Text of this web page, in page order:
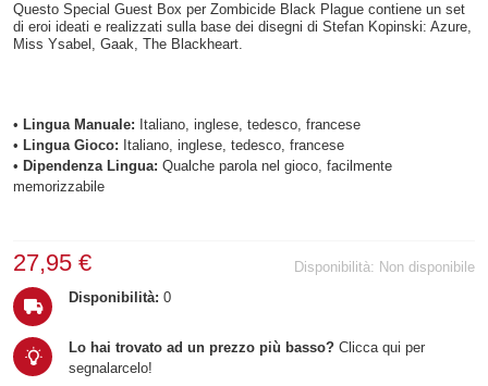
Questo Special Guest Box per Zombicide Black Plague contiene un set
di eroi ideati e realizzati sulla base dei disegni di Stefan Kopinski: Azure,
Miss Ysabel, Gaak, The Blackheart.
• Lingua Manuale: Italiano, inglese, tedesco, francese
• Lingua Gioco: Italiano, inglese, tedesco, francese
• Dipendenza Lingua: Qualche parola nel gioco, facilmente
memorizzabile
Disponibilità: Non disponibile
27,95 €
Disponibilità: 0
Lo hai trovato ad un prezzo più basso? Clicca qui per
segnalarcelo!